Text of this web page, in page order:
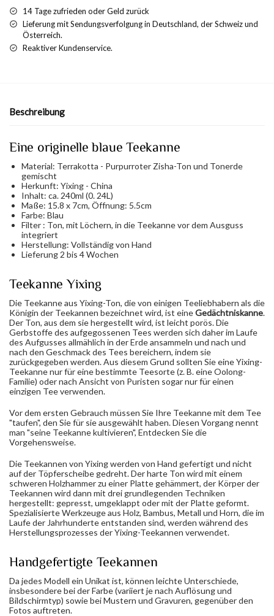
14 Tage zufrieden oder Geld zurück
Lieferung mit Sendungsverfolgung in Deutschland, der Schweiz und
Österreich.
Reaktiver Kundenservice.
Beschreibung
Eine originelle blaue Teekanne
Material: Terrakotta - Purpurroter Zisha-Ton und Tonerde
gemischt
Herkunft: Yixing - China
Inhalt: ca. 240ml (0. 24L)
Maße: 15.8 x 7cm, Öffnung: 5.5cm
Farbe: Blau
Filter : Ton, mit Löchern, in die Teekanne vor dem Ausguss
integriert
Herstellung: Vollständig von Hand
Lieferung 2 bis 4 Wochen
Teekanne Yixing
Die Teekanne aus Yixing-Ton, die von einigen Teeliebhabern als die
Königin der Teekannen bezeichnet wird, ist eineGedächtniskanne.
Der Ton, aus dem sie hergestellt wird, ist leicht porös. Die
Gerbstoffe des aufgegossenen Tees werden sich daher im Laufe
des Aufgusses allmählich in der Erde ansammeln und nach und
nach den Geschmack des Tees bereichern, indem sie
zurückgegeben werden. Aus diesem Grund sollten Sie eine Yixing-
Teekanne nur für eine bestimmte Teesorte (z. B. eine Oolong-
Familie) oder nach Ansicht von Puristen sogar nur für einen
einzigen Tee verwenden.
Vor dem ersten Gebrauch müssen Sie Ihre Teekanne mit dem Tee
"taufen", den Sie für sie ausgewählt haben. Diesen Vorgang nennt
man "seine Teekanne kultivieren", Entdecken Sie die
Vorgehensweise.
Die Teekannen von Yixing werden von Hand gefertigt und nicht
auf der Töpferscheibe gedreht. Der harte Ton wird mit einem
schweren Holzhammer zu einer Platte gehämmert, der Körper der
Teekannen wird dann mit drei grundlegenden Techniken
hergestellt: gepresst, umgeklappt oder mit der Platte geformt.
Spezialisierte Werkzeuge aus Holz, Bambus, Metall und Horn, die im
Laufe der Jahrhunderte entstanden sind, werden während des
Herstellungsprozesses der Yixing-Teekannen verwendet.
Handgefertigte Teekannen
Da jedes Modell ein Unikat ist, können leichte Unterschiede,
insbesondere bei der Farbe (variiert je nach Auflösung und
Bildschirmtyp) sowie bei Mustern und Gravuren, gegenüber den
Fotos auftreten.